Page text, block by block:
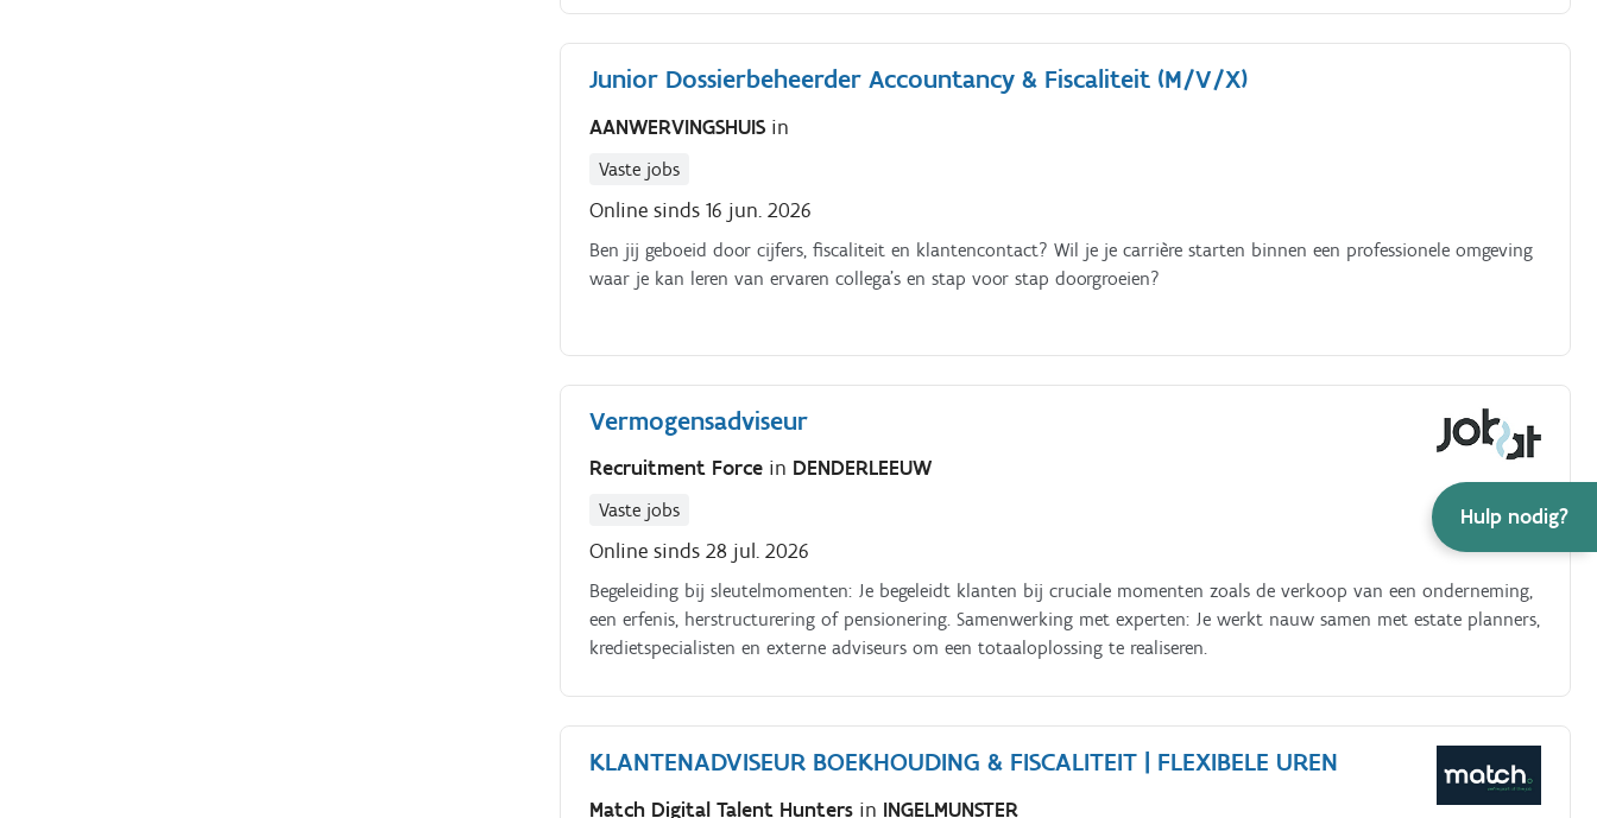
Hulp nodig?
Junior Dossierbeheerder Accountancy & Fiscaliteit (M/V/X)
AANWERVINGSHUIS in
Vaste jobs
Online sinds 16 jun. 2026
Ben jij geboeid door cijfers, fiscaliteit en klantencontact? Wil je je carrière starten binnen een professionele omgeving
waar je kan leren van ervaren collega's en stap voor stap doorgroeien?
Vermogensadviseur
Recruitment Force in DENDERLEEUW
Vaste jobs
Online sinds 28 jul. 2026
Begeleiding bij sleutelmomenten: Je begeleidt klanten bij cruciale momenten zoals de verkoop van een onderneming,
een erfenis, herstructurering of pensionering. Samenwerking met experten: Je werkt nauw samen met estate planners,
kredietspecialisten en externe adviseurs om een totaaloplossing te realiseren.
KLANTENADVISEUR BOEKHOUDING & FISCALITEIT | FLEXIBELE UREN
Match Digital Talent Hunters in INGELMUNSTER